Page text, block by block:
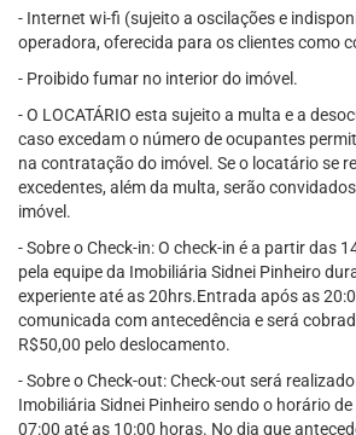
- Internet wi-fi (sujeito a oscilações e
operadora, oferecida para os clientes como
- Proibido fumar no interior do imóvel.
- O LOCATÁRIO esta sujeito a multa e a
caso excedam o número de ocupantes
na contratação do imóvel. Se o locatário se
excedentes, além da multa, serão
imóvel.
- Sobre o Check-in: O check-in é a partir das
pela equipe da Imobiliária Sidnei Pinheiro
experiente até as 20hrs.Entrada após as
comunicada com antecedência e será
R$50,00 pelo deslocamento.
- Sobre o Check-out: Check-out será
Imobiliária Sidnei Pinheiro sendo o horário
07:00 até as 10:00 horas. No dia que